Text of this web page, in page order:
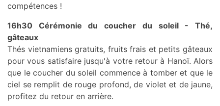
compétences !
16h30 Cérémonie du coucher du soleil - Thé,
gâteaux
Thés vietnamiens gratuits, fruits frais et petits gâteaux
pour vous satisfaire jusqu'à votre retour à Hanoï. Alors
que le coucher du soleil commence à tomber et que le
ciel se remplit de rouge profond, de violet et de jaune,
profitez du retour en arrière.